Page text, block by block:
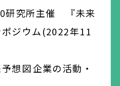
研究所主催 『未来
ジウム(2022年11
想図――企業の活動・